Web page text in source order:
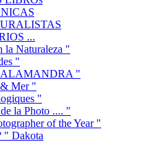
...
la Naturaleza "
"
"
Mer "
"
la Photo .... "
of the Year "
" Dakota